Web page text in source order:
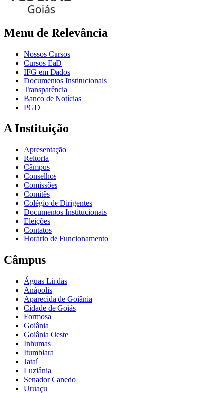
Menu de Relevância
Nossos Cursos
Cursos EaD
IFG em Dados
Documentos Institucionais
Transparência
Banco de Notícias
PGD
A Instituição
Apresentação
Reitoria
Câmpus
Conselhos
Comissões
Comitês
Colégio de Dirigentes
Documentos Institucionais
Eleições
Contatos
Horário de Funcionamento
Câmpus
Águas Lindas
Anápolis
Aparecida de Goiânia
Cidade de Goiás
Formosa
Goiânia
Goiânia Oeste
Inhumas
Itumbiara
Jataí
Luziânia
Senador Canedo
Uruaçu